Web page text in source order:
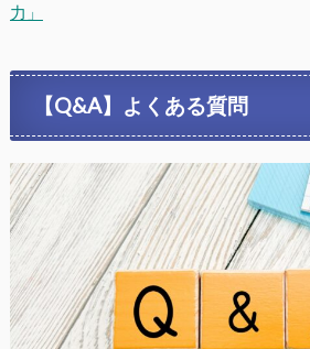
力」
【Q&A】よくある質問